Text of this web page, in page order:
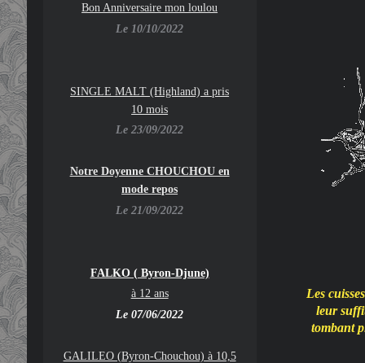
Les
leur
tombant
Bon Anniversaire mon loulou
Le 10/10/2022
SINGLE MALT (Highland) a pris
10 mois
Le 23/09/2022
Notre Doyenne CHOUCHOU en
mode repos
Le 21/09/2022
FALKO ( Byron-Djune)
à 12 ans
Le 07/06/2022
GALILEO (Byron-Chouchou) à 10,5